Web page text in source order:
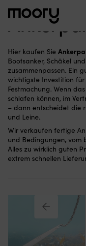
nach:
Hier kaufen Sie
Bootsanker, Schäkel
zusammenpassen. Ein
wichtigste Investition
Festmachung. Wenn
schlafen können, im
– dann entscheidet die
und Leine.
Wir verkaufen fertige
und Bedingungen, vom
Alles zu wirklich guten
extrem schnellen